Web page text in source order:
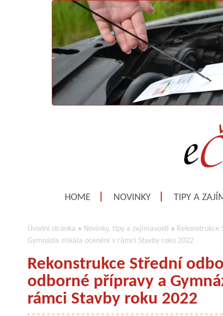
HOME NOVINKY TIPY A
Úvodní stránka » Novinky, tipy a zajímavosti »
Gymnázia získala ocenění v rámci Stavby roku 2022
Rekonstrukce Střední
odborné přípravy a
rámci Stavby roku 2022